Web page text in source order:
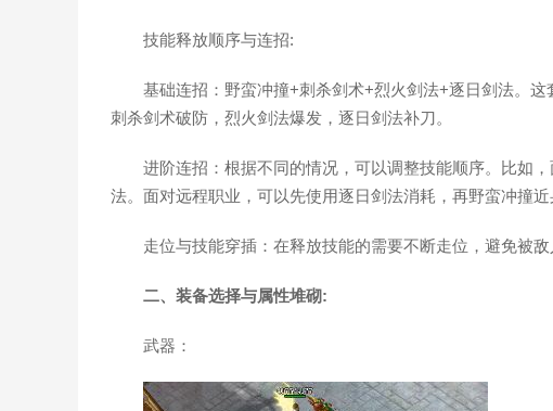
技能释放顺序与连招:
基础连招：野蛮冲撞+刺杀剑术+烈火剑法+逐日剑法。
刺杀剑术破防，烈火剑法爆发，逐日剑法补刀。
进阶连招：根据不同的情况，可以调整技能顺序。比如
法。面对远程职业，可以先使用逐日剑法消耗，再野蛮冲撞近
走位与技能穿插：在释放技能的需要不断走位，避免被敌
二、装备选择与属性堆砌:
武器：